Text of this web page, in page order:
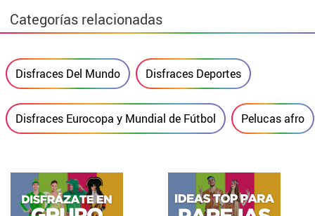
Categorías relacionadas
Disfraces Del Mundo Disfraces Deportes
Disfraces Eurocopa y Mundial de Fútbol Pelucas afro